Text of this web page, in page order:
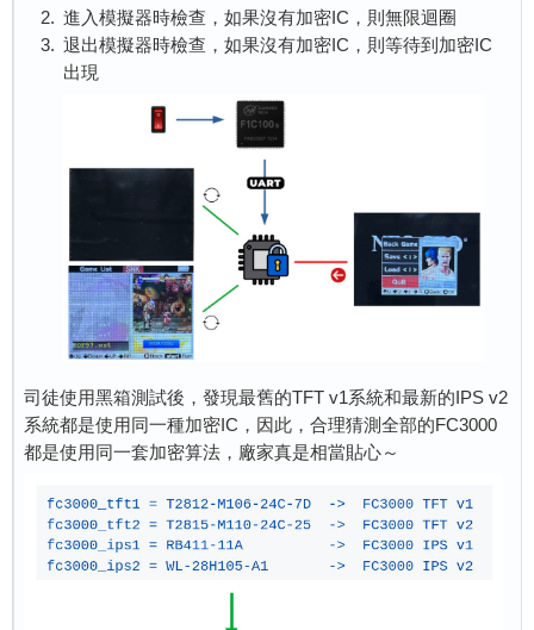
進入模擬器時檢查，如果沒有加密IC，則無限迴圈
退出模擬器時檢查，如果沒有加密IC，則等待到加密IC
出現
司徒使用黑箱測試後，發現最舊的TFT v1系統和最新的IPS v2
系統都是使用同一種加密IC，因此，合理猜測全部的FC3000
都是使用同一套加密算法，廠家真是相當貼心～